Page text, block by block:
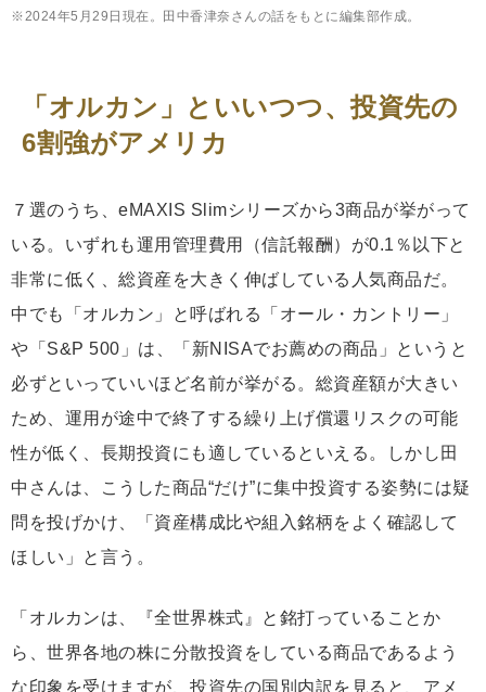
※2024年5月29日現在。田中香津奈さんの話をもとに編集部作成。
「オルカン」といいつつ、投資先の
6割強がアメリカ
７選のうち、eMAXIS Slimシリーズから3商品が挙がって
いる。いずれも運用管理費用（信託報酬）が0.1％以下と
非常に低く、総資産を大きく伸ばしている人気商品だ。
中でも「オルカン」と呼ばれる「オール・カントリー」
や「S&P 500」は、「新NISAでお薦めの商品」というと
必ずといっていいほど名前が挙がる。総資産額が大きい
ため、運用が途中で終了する繰り上げ償還リスクの可能
性が低く、長期投資にも適しているといえる。しかし田
中さんは、こうした商品“だけ”に集中投資する姿勢には疑
問を投げかけ、「資産構成比や組入銘柄をよく確認して
ほしい」と言う。
「オルカンは、『全世界株式』と銘打っていることか
ら、世界各地の株に分散投資をしている商品であるよう
な印象を受けますが、投資先の国別内訳を見ると、アメ